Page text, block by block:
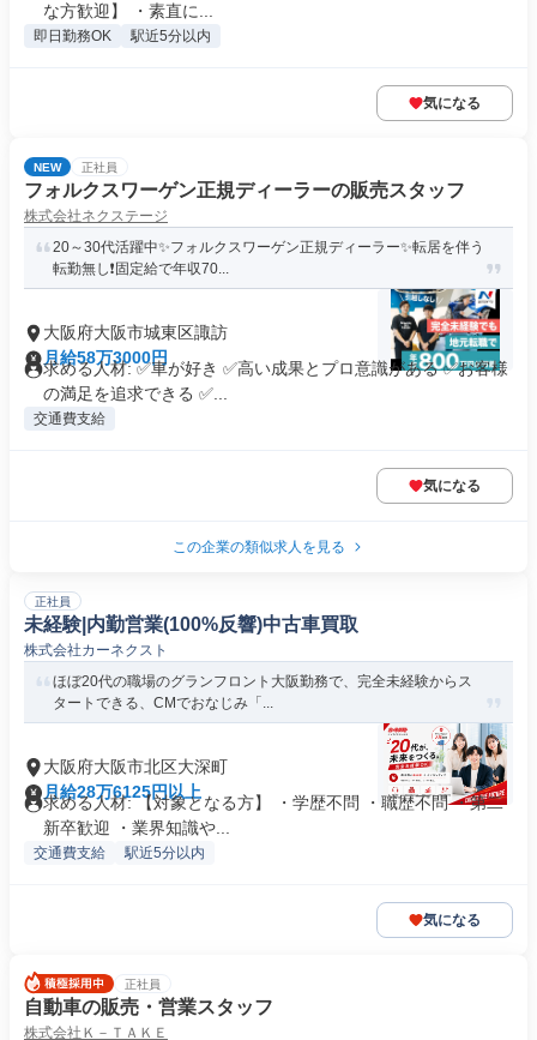
な方歓迎】 ・素直に...
即日勤務OK 駅近5分以内
気になる
NEW 正社員
フォルクスワーゲン正規ディーラーの販売スタッフ
株式会社ネクステージ
20～30代活躍中✨フォルクスワーゲン正規ディーラー✨転居を伴う
転勤無し❗固定給で年収70...
大阪府大阪市城東区諏訪
月給58万3000円
求める人材: ✅車が好き ✅高い成果とプロ意識がある ✅お客様
の満足を追求できる ✅...
交通費支給
気になる
この企業の類似求人を見る
正社員
未経験|内勤営業(100%反響)中古車買取
株式会社カーネクスト
ほぼ20代の職場のグランフロント大阪勤務で、完全未経験からス
タートできる、CMでおなじみ「...
大阪府大阪市北区大深町
月給28万6125円以上
求める人材: 【対象となる方】 ・学歴不問 ・職歴不問 ・第二
新卒歓迎 ・業界知識や...
交通費支給 駅近5分以内
気になる
正社員
自動車の販売・営業スタッフ
株式会社Ｋ－ＴＡＫＥ